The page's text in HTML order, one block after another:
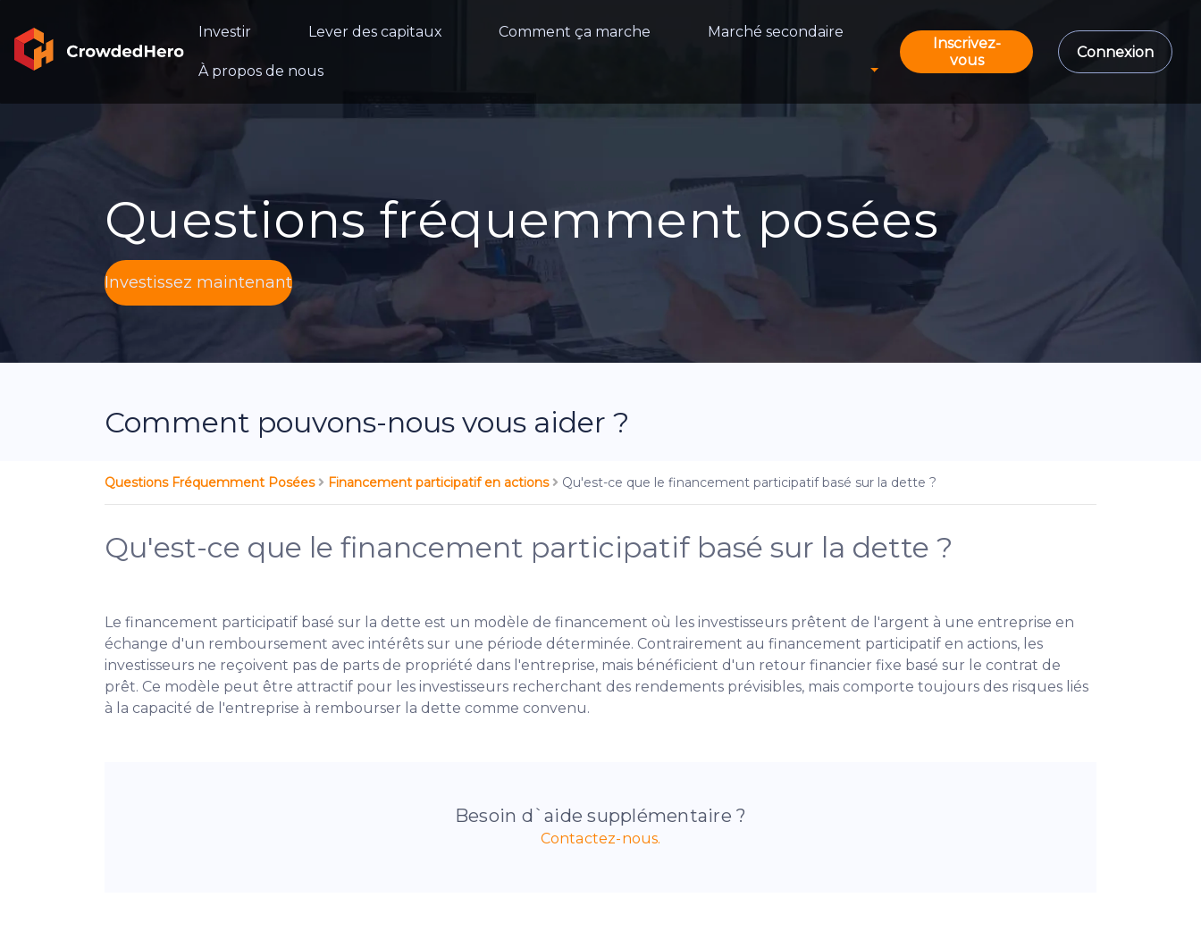
Investir Lever des capitaux Comment ça marche Marché secondaire
À propos de nous
Inscrivez-
vous
Connexion
Questions fréquemment posées
Investissez maintenant
Comment pouvons-nous vous aider ?
Questions Fréquemment Posées Financement participatif en actions Qu'est-ce que le financement participatif basé sur la dette ?
Qu'est-ce que le financement participatif basé sur la dette ?
Le financement participatif basé sur la dette est un modèle de financement où les investisseurs prêtent de l'argent à une entreprise en
échange d'un remboursement avec intérêts sur une période déterminée. Contrairement au financement participatif en actions, les
investisseurs ne reçoivent pas de parts de propriété dans l'entreprise, mais bénéficient d'un retour financier fixe basé sur le contrat de
prêt. Ce modèle peut être attractif pour les investisseurs recherchant des rendements prévisibles, mais comporte toujours des risques liés
à la capacité de l'entreprise à rembourser la dette comme convenu.
Besoin d`aide supplémentaire ?
Contactez-nous.